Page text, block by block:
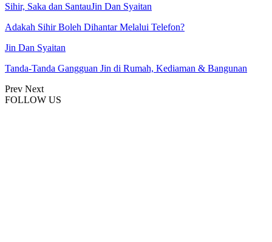
Sihir, Saka dan SantauJin Dan Syaitan
Adakah Sihir Boleh Dihantar Melalui Telefon?
Jin Dan Syaitan
Tanda-Tanda Gangguan Jin di Rumah, Kediaman & Bangunan
Prev Next
FOLLOW US